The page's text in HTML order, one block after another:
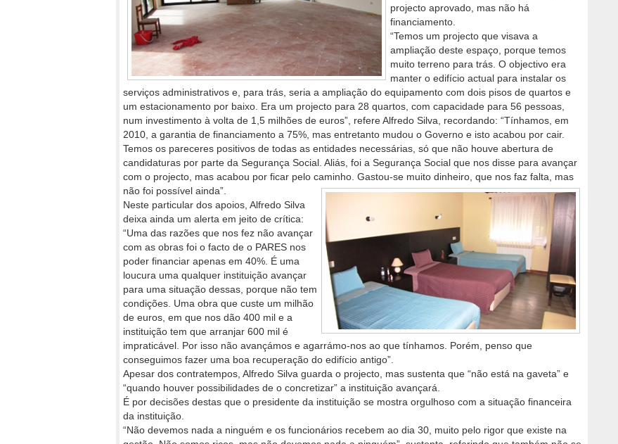
projecto aprovado, mas não há
financiamento.
“Temos um projecto que visava a
ampliação deste espaço, porque temos
muito terreno para trás. O objectivo era
manter o edifício actual para instalar os
serviços administrativos e, para trás, seria a ampliação do equipamento com dois pisos de quartos e
um estacionamento por baixo. Era um projecto para 28 quartos, com capacidade para 56 pessoas,
num investimento à volta de 1,5 milhões de euros”, refere Alfredo Silva, recordando: “Tínhamos, em
2010, a garantia de financiamento a 75%, mas entretanto mudou o Governo e isto acabou por cair.
Temos os pareceres positivos de todas as entidades necessárias, só que não houve abertura de
candidaturas por parte da Segurança Social. Aliás, foi a Segurança Social que nos disse para avançar
com o projecto, mas acabou por ficar pelo caminho. Gastou-se muito dinheiro, que nos faz falta, mas
não foi possível ainda”.
Neste particular dos apoios, Alfredo Silva
deixa ainda um alerta em jeito de crítica:
“Uma das razões que nos fez não avançar
com as obras foi o facto de o PARES nos
poder financiar apenas em 40%. É uma
loucura uma qualquer instituição avançar
para uma situação dessas, porque não tem
condições. Uma obra que custe um milhão
de euros, em que nos dão 400 mil e a
instituição tem que arranjar 600 mil é
impraticável. Por isso não avançámos e agarrámo-nos ao que tínhamos. Porém, penso que
conseguimos fazer uma boa recuperação do edifício antigo”.
Apesar dos contratempos, Alfredo Silva guarda o projecto, mas sustenta que “não está na gaveta” e
“quando houver possibilidades de o concretizar” a instituição avançará.
É por decisões destas que o presidente da instituição se mostra orgulhoso com a situação financeira
da instituição.
“Não devemos nada a ninguém e os funcionários recebem ao dia 30, muito pelo rigor que existe na